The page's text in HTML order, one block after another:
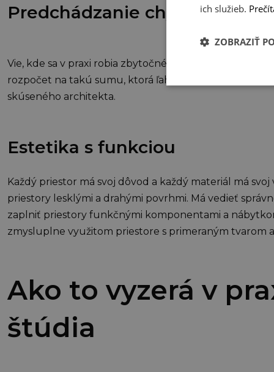
Predchádzanie chybám
Vie, kde sa v praxi robia zbytočné chyby. Vy ich už
rozpočet na takú sumu, ktorá ľahko prekoná rozdiel
skúseného architekta.
Estetika s funkciou
Každý priestor má svoj dôvod a každý materiál má
priestory lesklými a drahými povrhmi. Má vedieť
zaplniť priestory funkčnými komponentami a
zmysluplne využitom priestore s primeraným tvarom
Ako to vyzerá v
štúdia
ich služieb.
ZOBRAZIŤ